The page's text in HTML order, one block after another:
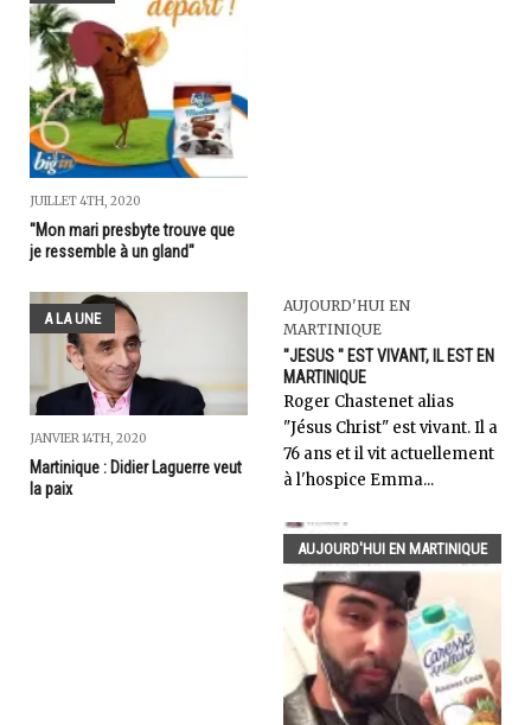
JUILLET 4TH, 2020
"Mon mari presbyte trouve que
je ressemble à un gland"
A LA UNE
JANVIER 14TH, 2020
Martinique : Didier Laguerre veut
la paix
AUJOURD'HUI EN
MARTINIQUE
"JESUS " EST VIVANT, IL EST EN
MARTINIQUE
Roger Chastenet alias
"Jésus Christ" est vivant. Il a
76 ans et il vit actuellement
à l'hospice Emma...
AUJOURD'HUI EN MARTINIQUE